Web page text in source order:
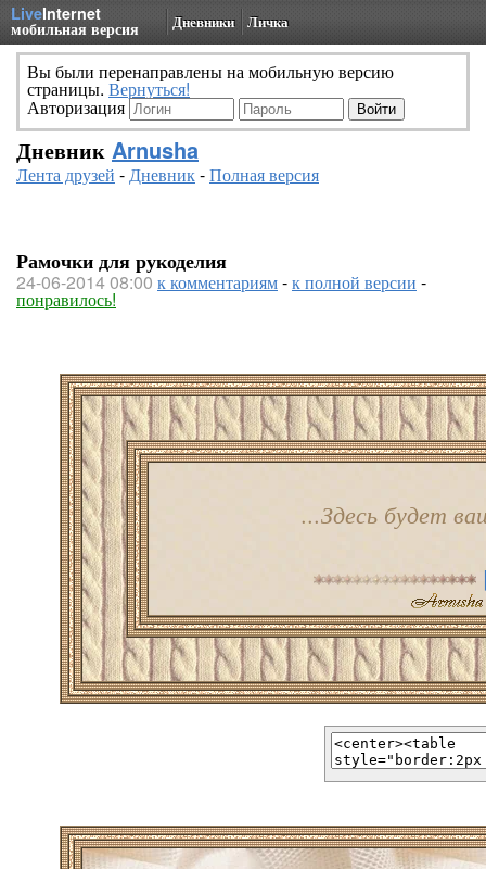
LiveInternet
мобильная версия Дневники Личка
Вы были перенаправлены на мобильную версию
страницы. Вернуться!
Авторизация
Дневник Arnusha
Лента друзей -Дневник-Полная версия
Рамочки для рукоделия
24-06-2014 08:00 к комментариям-к полной версии -
понравилось!
...Здесь будет